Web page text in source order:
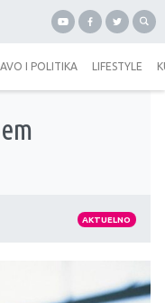
I POLITIKA LIFESTYLE
AKTUELNO